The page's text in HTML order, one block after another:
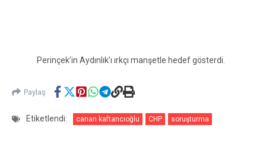
Perinçek’in Aydınlık’ı ırkçı manşetle hedef gösterdi.
Paylaş
Etiketlendi: canan kaftancıoğlu CHP soruşturma